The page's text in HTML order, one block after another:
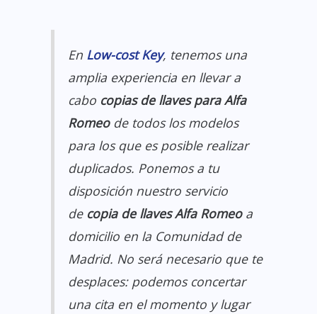
En Low-cost Key, tenemos una
amplia experiencia en llevar a
cabo copias de llaves para Alfa
Romeode todos los modelos
para los que es posible realizar
duplicados. Ponemos a tu
disposición nuestro servicio
de copia de llaves Alfa Romeoa
domicilio en la Comunidad de
Madrid. No será necesario que te
desplaces: podemos concertar
una cita en el momento y lugar